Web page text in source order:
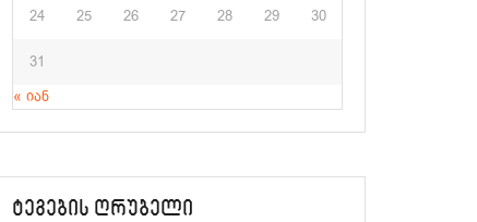
24 25 26 27 28 29 30
31
« იან
ტეგების ღრუბელი